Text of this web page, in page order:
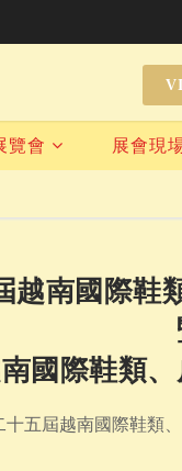
覽會 展會現
越南國際鞋
國際鞋類
五屆越南國際鞋類